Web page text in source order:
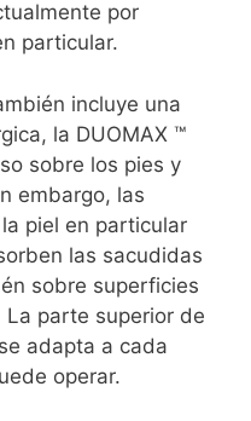
por
particular.
incluye una
la DUOMAX ™
sobre los pies y
embargo, las
piel en particular
las sacudidas
sobre superficies
parte superior de
adapta a cada
operar.